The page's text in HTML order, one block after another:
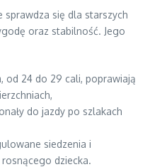
sprawdza się dla starszych
oraz stabilność. Jego
od 24 do 29 cali, poprawiają
do jazdy po szlakach
siedzenia i
dziecka.